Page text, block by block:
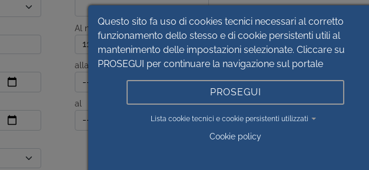
Al numero
alla data
al
Questo sito fa uso di cookies tecnici necessari al corretto
funzionamento dello stesso e di cookie persistenti utili al
mantenimento delle impostazioni selezionate. Cliccare su
PROSEGUI per continuare la navigazione sul portale
PROSEGUI
Lista cookie tecnici e cookie persistenti utilizzati
Cookie policy